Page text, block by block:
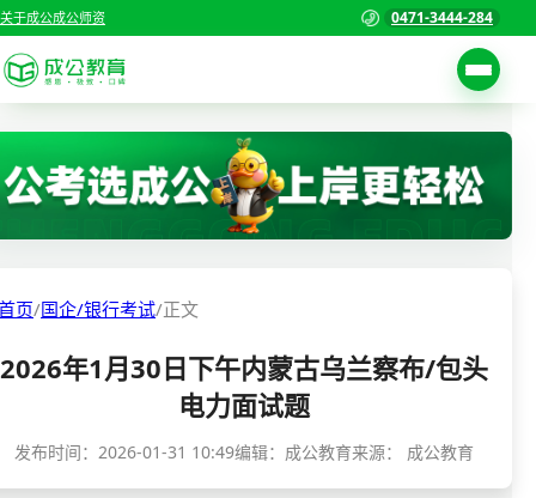
关于成公成公师资 0471-3444-284
考试公告
职位表
准考证打印
成绩查询
首页
国家公务员考试
三支一扶考试
警察/辅警考试
页/国企/银行考试/正文
2026年1月30日下午内蒙古乌兰察布/包头
电力面试题
发布时间： 2026-01-31 10:49编辑：成公教育来源： 成公教育